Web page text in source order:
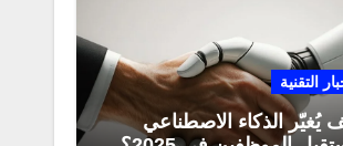
التقنية
يُغيّر الذكاء الاصطناعي